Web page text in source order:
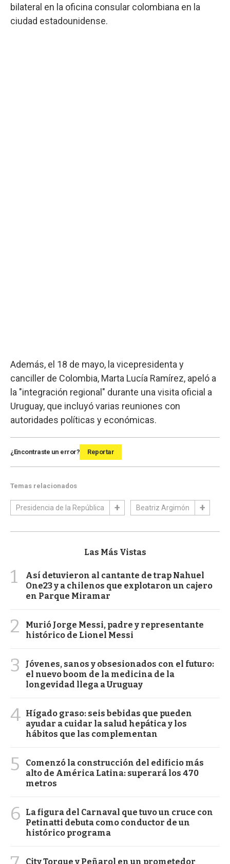
bilateral en la oficina consular colombiana en la
ciudad estadounidense.
Además, el 18 de mayo, la vicepresidenta y
canciller de Colombia, Marta Lucía Ramírez, apeló a
la "integración regional" durante una visita oficial a
Uruguay, que incluyó varias reuniones con
autoridades políticas y económicas.
¿Encontraste un error? Reportar
Temas relacionados
Presidencia de la República Beatriz Argimón
Las Más Vistas
1
Así detuvieron al cantante de trap Nahuel
One23 y a chilenos que explotaron un cajero
en Parque Miramar
2
Murió Jorge Messi, padre y representante
histórico de Lionel Messi
3
Jóvenes, sanos y obsesionados con el futuro:
el nuevo boom de la medicina de la
longevidad llega a Uruguay
4 Hígado graso: seis bebidas que pueden
ayudar a cuidar la salud hepática y los
hábitos que las complementan
5
Comenzó la construcción del edificio más
alto de América Latina: superará los 470
metros
6
La figura del Carnaval que tuvo un cruce con
Petinatti debuta como conductor de un
histórico programa
City Torque y Peñarol en un prometedor